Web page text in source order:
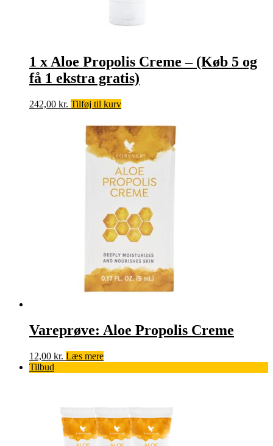
1 x Aloe Propolis Creme – (Køb 5 og
få 1 ekstra gratis)
242,00 kr. Tilføj til kurv
Vareprøve: Aloe Propolis Creme
12,00 kr. Læs mere
Tilbud